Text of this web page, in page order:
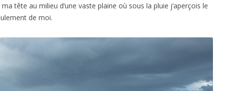
tête au milieu d’une vaste plaine où sous la pluie j’aperçois le
de moi.